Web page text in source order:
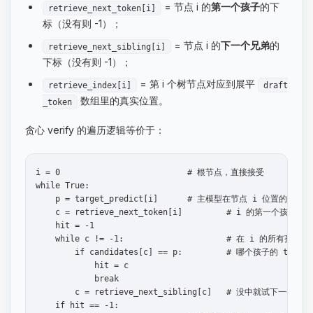
retrieve_next_token[i] = 节点 i 的第一个孩子的下
标（没有则 -1）；
retrieve_next_sibling[i] = 节点 i 的下一个兄弟的
下标（没有则 -1）；
retrieve_index[i] = 第 i 个树节点对应到展平
draft
_token
数组里的真实位置。
贪心 verify 的遍历逻辑等价于：
i = 0                          # 根节点，直接接受
while True:
p = target_predict[i]      # 主模型在节点 i 位置的
    c = retrieve_next_token[i]         # i 的第一个孩子
    hit = -1
while c != -1:                     # 在 i 的所有孩子里
if candidates[c] == p:         # 哪个孩子的 token
            hit = c
            break
        c = retrieve_next_sibling[c]   # 没中就试下一个兄弟
    if hit == -1: